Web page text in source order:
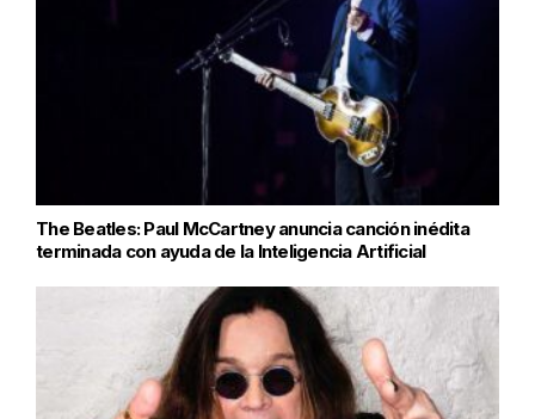
The Beatles: Paul McCartney anuncia canción inédita
terminada con ayuda de la Inteligencia Artificial